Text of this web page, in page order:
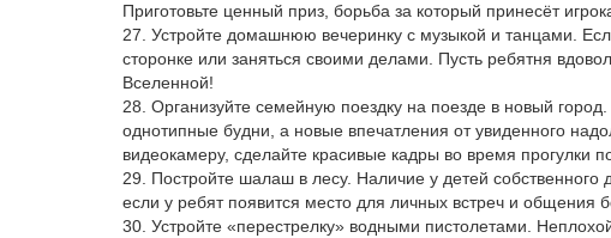
Приготовьте ценный приз, борьба за который принесёт
27. Устройте домашнюю вечеринку с музыкой и танцами.
сторонке или заняться своими делами. Пусть ребятня
Вселенной!
28. Организуйте семейную поездку на поезде в новый
однотипные будни, а новые впечатления от увиденного
видеокамеру, сделайте красивые кадры во время прогулки
29. Постройте шалаш в лесу. Наличие у детей
если у ребят появится место для личных встреч и общения
30. Устройте «перестрелку» водными пистолетами.